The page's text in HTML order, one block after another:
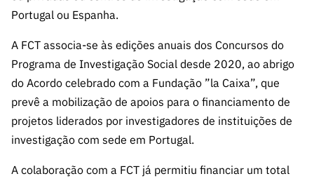
Capacitaç
ão”
Portugal ou Espanha.
A FCT associa-se às edições anuais dos Concursos do
Programa de Investigação Social desde 2020, ao abrigo
do Acordo celebrado com a Fundação ”la Caixa”, que
prevê a mobilização de apoios para o financiamento de
projetos liderados por investigadores de instituições de
investigação com sede em Portugal.
A colaboração com a FCT já permitiu financiar um total